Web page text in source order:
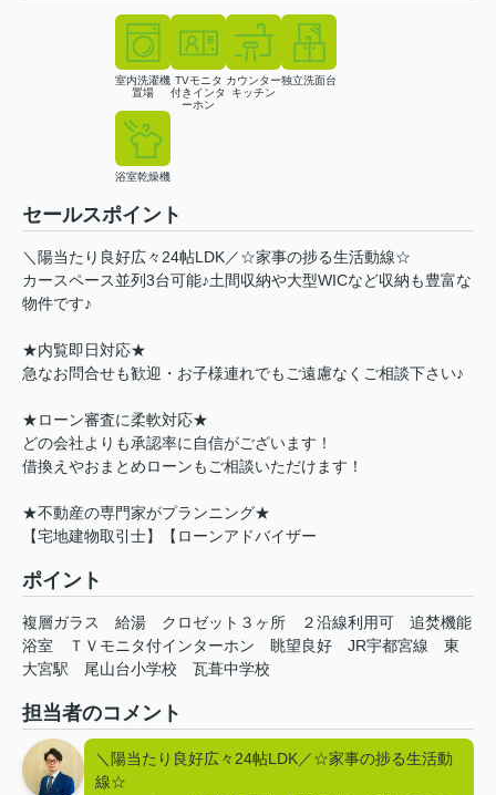
室内洗濯機
置場
TVモニタ
付きインタ
ーホン
カウンター
キッチン
独立洗面台
浴室乾燥機
セールスポイント
＼陽当たり良好広々24帖LDK／☆家事の捗る生活動線☆
カースペース並列3台可能♪土間収納や大型WICなど収納も豊富な
物件です♪
★内覧即日対応★
急なお問合せも歓迎・お子様連れでもご遠慮なくご相談下さい♪
★ローン審査に柔軟対応★
どの会社よりも承認率に自信がございます！
借換えやおまとめローンもご相談いただけます！
★不動産の専門家がプランニング★
【宅地建物取引士】【ローンアドバイザー
ポイント
複層ガラス 給湯 クロゼット３ヶ所 ２沿線利用可
追焚機能
浴室
ＴＶモニタ付インターホン 眺望良好 JR宇都宮線
東
大宮駅
尾山台小学校 瓦葺中学校
担当者のコメント
＼陽当たり良好広々24帖LDK／☆家事の捗る生活動
線☆